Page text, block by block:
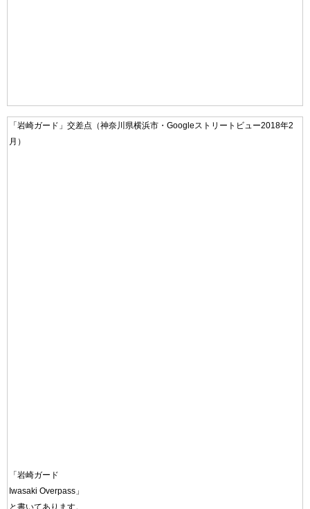
「岩崎ガード」交差点（神奈川県横浜市・Googleストリートビュー2018年2
月）
「岩崎ガード
Iwasaki Overpass」
と書いてあります。